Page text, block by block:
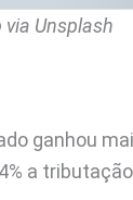
via Unsplash
ganhou
a